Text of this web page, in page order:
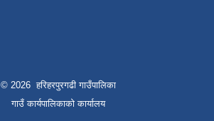
© 2026 हरिहरपुरगढी गाउँपालिका
गाउँ कार्यपालिकाको कार्यालय